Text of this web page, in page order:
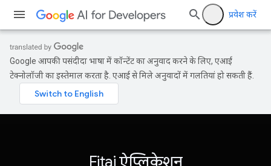
प्रवेश करें
Google आपकी पसंदीदा भाषा में कॉन्टेंट का अनुवाद करने के लिए, एआई
टेक्नोलॉजी का इस्तेमाल करता है. एआई से मिले अनुवादों में गलतियां हो सकती हैं.
Fitai ऐप्लिकेशन